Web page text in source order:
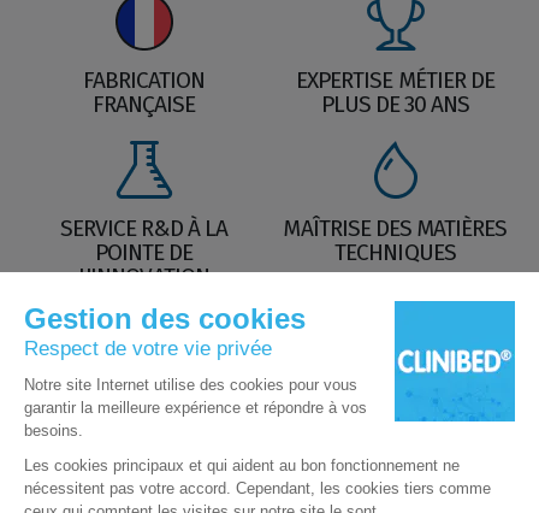
FABRICATION
FRANÇAISE
EXPERTISE MÉTIER DE
PLUS DE 30 ANS
SERVICE R&D À LA
POINTE DE
L'INNOVATION
MAÎTRISE DES MATIÈRES
TECHNIQUES
Nos Labels